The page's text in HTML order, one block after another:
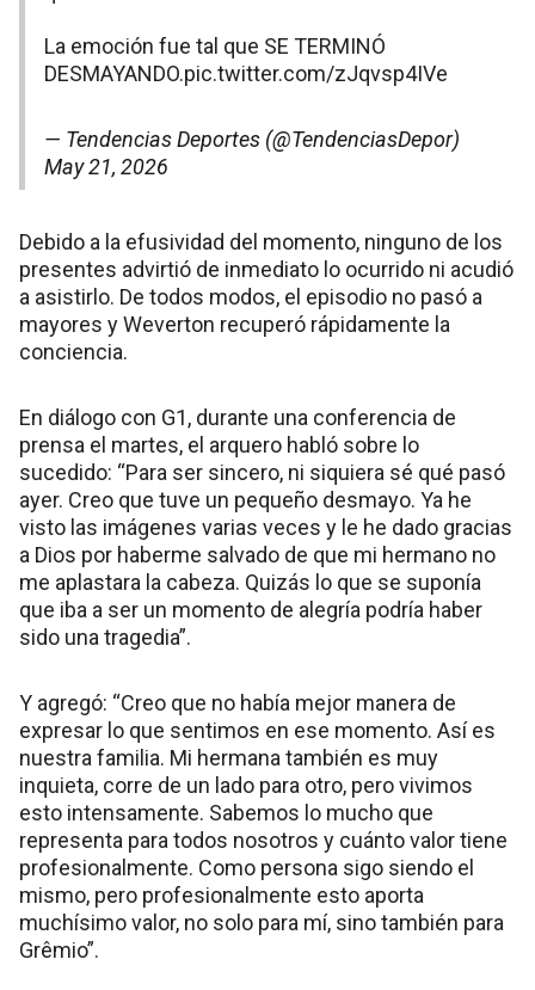
La emoción fue tal que SE TERMINÓ
DESMAYANDO.pic.twitter.com/zJqvsp4IVe
— Tendencias Deportes (@TendenciasDepor)
May 21, 2026
Debido a la efusividad del momento, ninguno de los
presentes advirtió de inmediato lo ocurrido ni acudió
a asistirlo. De todos modos, el episodio no pasó a
mayores y Weverton recuperó rápidamente la
conciencia.
En diálogo con G1, durante una conferencia de
prensa el martes, el arquero habló sobre lo
sucedido: “Para ser sincero, ni siquiera sé qué pasó
ayer. Creo que tuve un pequeño desmayo. Ya he
visto las imágenes varias veces y le he dado gracias
a Dios por haberme salvado de que mi hermano no
me aplastara la cabeza. Quizás lo que se suponía
que iba a ser un momento de alegría podría haber
sido una tragedia”.
Y agregó: “Creo que no había mejor manera de
expresar lo que sentimos en ese momento. Así es
nuestra familia. Mi hermana también es muy
inquieta, corre de un lado para otro, pero vivimos
esto intensamente. Sabemos lo mucho que
representa para todos nosotros y cuánto valor tiene
profesionalmente. Como persona sigo siendo el
mismo, pero profesionalmente esto aporta
muchísimo valor, no solo para mí, sino también para
Grêmio”.